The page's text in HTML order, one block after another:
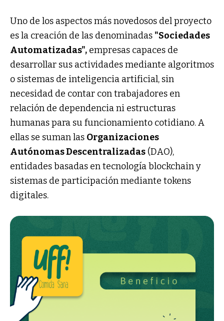
Uno de los aspectos más novedosos del proyecto
es la creación de las denominadas "Sociedades
Automatizadas", empresas capaces de
desarrollar sus actividades mediante algoritmos
o sistemas de inteligencia artificial, sin
necesidad de contar con trabajadores en
relación de dependencia ni estructuras
humanas para su funcionamiento cotidiano. A
ellas se suman las Organizaciones
Autónomas Descentralizadas (DAO),
entidades basadas en tecnología blockchain y
sistemas de participación mediante tokens
digitales.